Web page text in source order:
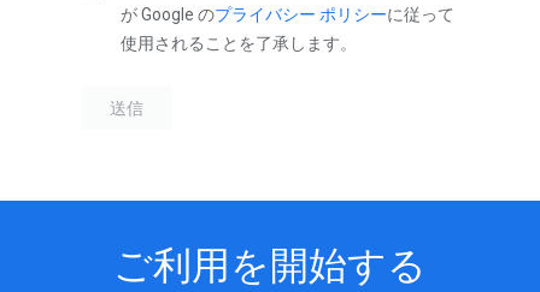
ご利用を開始する